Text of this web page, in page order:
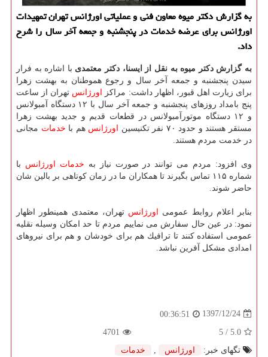
به گزارش دكتر میوه معاون فنی و عملیاتی اورژانس تهران تمهیدات
اورژانس برای عرضه خدمات در پنجشنبه و جمعه آخر سال را شرح
داد.
به گزارش دكتر میوه به نقل از ایسنا، دكتر معتمدی با اشاره به فرار
سیدن پنجشنبه و جمعه آخر سال و رجوع هموطنان به بهشت زهرا
برای زیارت اهل قبور، اظهار داشت: مراكز
اورژانس تهران از ساعت
پنج بامداد روزهای پنجشنبه و جمعه آخر سال با ۱۲ دستگاه آمبولانس
و ۱۲ دستگاه موتورآمبولانس در قطعات قدیم و جدید بهشت زهرا
مستقر هستند و حدود ۷۰ نفر تكنیسین
اورژانس هم با خدمات مجانی
در خدمت مردم هستند.
وی افزود: مردم می توانند در صورت نیاز به خدمات اورژانس با
شماره ۱۱۵ تماس بگیرند تا همكاران ما در زمان كوتاهی بر بالین شان
حاضر شوند.
بنابر اعلام روابط عمومی اورژانس تهران، معتمدی همینطور اظهار
نمود: در عین حال سفارش می نماییم مردم تا حد امكان وسیله نقلیه
عمومی استفاده كنند تا ترافیك هم برای خودشان و هم برای نیروهای
امدادی مشكل آفرین نباشد.
1397/12/24
00:36:51
5.0
/ 5
4701
تگهای خبر:
اورژانس , خدمات